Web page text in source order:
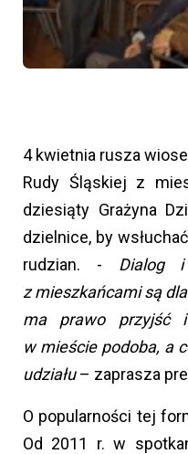
4 kwietnia rusza
Rudy Śląskiej z
dziesiąty Grażyna
dzielnice, by
rudzian. - Dialog i
z mieszkańcami są
ma prawo przyjść
w mieście podoba, a
udziału– zaprasza
O popularności tej
Od 2011 r. w